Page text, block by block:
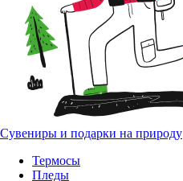
Сувениры и подарки на природу
Термосы
Пледы